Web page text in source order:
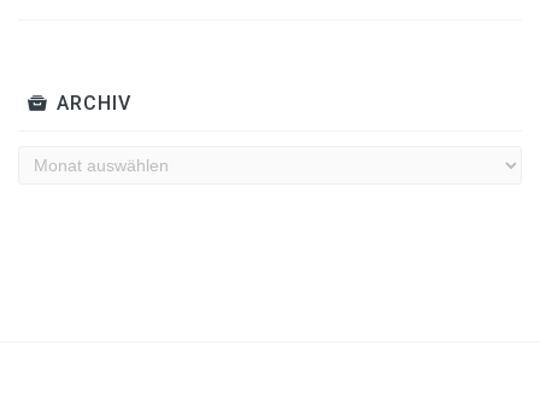
ARCHIV
Archiv